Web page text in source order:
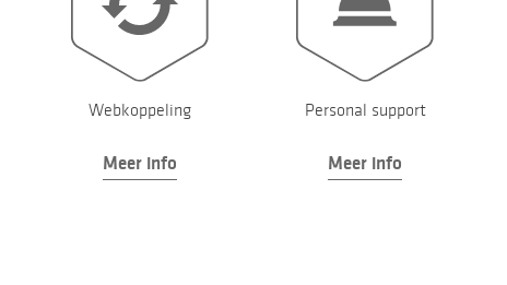
Webkoppeling
Meer info
Personal support
Meer info